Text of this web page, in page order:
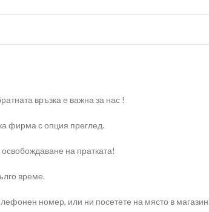
връзка е важна за нас !
фирма с опция преглед.
на пратката!
време.
номер, или ни посетете на място в